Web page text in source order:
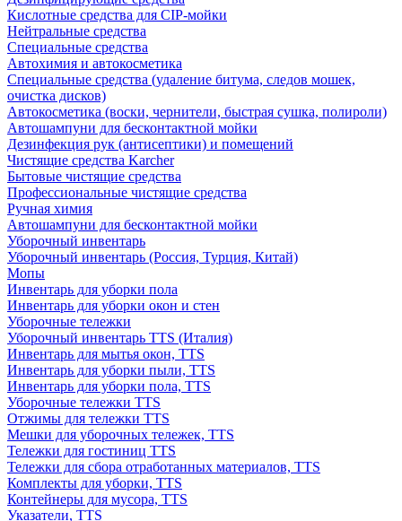
Кислотные средства для CIP-мойки
Нейтральные средства
Специальные средства
Автохимия и автокосметика
Специальные средства (удаление битума, следов мошек,
очистка дисков)
Автокосметика (воски, чернители, быстрая сушка, полироли)
Автошампуни для бесконтактной мойки
Дезинфекция рук (антисептики) и помещений
Чистящие средства Karcher
Бытовые чистящие средства
Профессиональные чистящие средства
Ручная химия
Автошампуни для бесконтактной мойки
Уборочный инвентарь
Уборочный инвентарь (Россия, Турция, Китай)
Мопы
Инвентарь для уборки пола
Инвентарь для уборки окон и стен
Уборочные тележки
Уборочный инвентарь TTS (Италия)
Инвентарь для мытья окон, TTS
Инвентарь для уборки пыли, TTS
Инвентарь для уборки пола, TTS
Уборочные тележки TTS
Отжимы для тележки TTS
Мешки для уборочных тележек, TTS
Тележки для гостиниц TTS
Тележки для сбора отработанных материалов, TTS
Комплекты для уборки, TTS
Контейнеры для мусора, TTS
Указатели, TTS